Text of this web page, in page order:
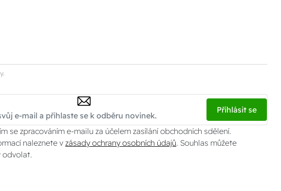
Přihlásit se
se zpracováním e-mailu za účelem zasílání obchodních sdělení.
naleznete vzásady ochrany osobních údajů. Souhlas můžete
odvolat.